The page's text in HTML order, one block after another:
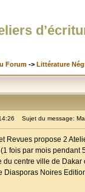
Forum -> Littérature
Sujet du message:
Revues propose 2
fois par mois pendant
du centre ville de
Diasporas Noires